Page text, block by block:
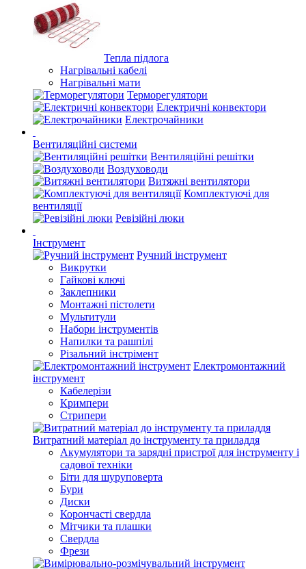
Тепла підлога
Нагрівальні кабелі
Нагрівальні мати
Терморегулятори
Електричні конвектори
Електрочайники
Вентиляційні системи
Вентиляційні решітки
Воздуховоди
Витяжні вентилятори
Комплектуючі для
вентиляції
Ревізійні люки
Інструмент
Ручний інструмент
Викрутки
Гайкові ключі
Заклепники
Монтажні пістолети
Мультитули
Набори інструментів
Напилки та рашпілі
Різальний інстрімент
Електромонтажний
інструмент
Кабелерізи
Кримпери
Стрипери
Витратний матеріал до інструменту та приладдя
Акумулятори та зарядні пристрої для інструменту і
садової техніки
Біти для шуруповерта
Бури
Диски
Корончасті свердла
Мітчики та плашки
Свердла
Фрези